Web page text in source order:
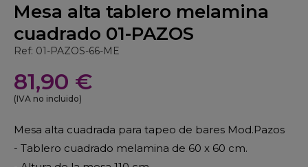
Mesa alta tablero melamina
cuadrado 01-PAZOS
Ref: 01-PAZOS-66-ME
81,90 €
(IVA no incluido)
Mesa alta cuadrada para tapeo de bares Mod.Pazos
- Tablero cuadrado melamina de 60 x 60 cm.